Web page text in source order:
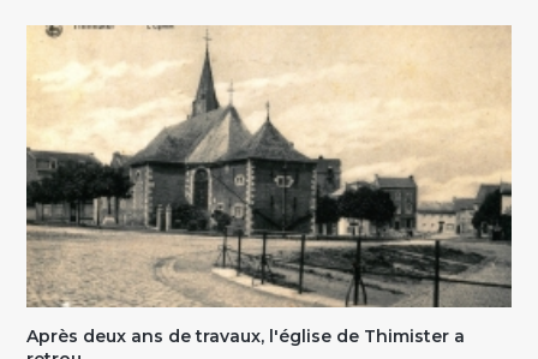
Après deux ans de travaux, l'église de Thimister a